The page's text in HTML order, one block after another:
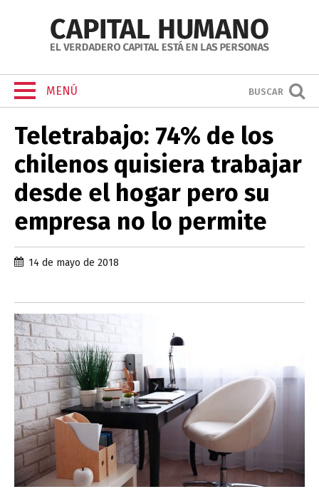
MENÚ BUSCAR
Teletrabajo: 74% de los
chilenos quisiera trabajar
desde el hogar pero su
empresa no lo permite
14 de mayo de 2018